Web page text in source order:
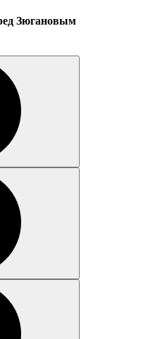
Зюгановым